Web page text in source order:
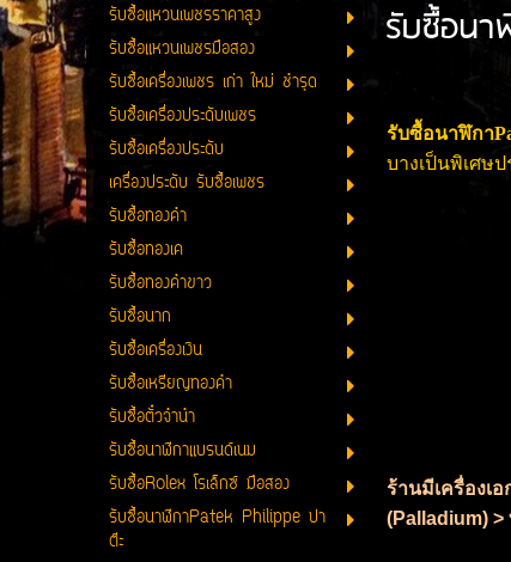
รับซื้อแหวนเพชรราคาสูง
รับซื้อแหวนเพชรมือสอง
รับซื้อเครื่องเพชร เก่า ใหม่ ชำรุด
รับซื้อเครื่องประดับเพชร
รับซื้อเครื่องประดับ
เครื่องประดับ รับซื้อเพชร
รับซื้อทองคำ
รับซื้อทองเค
รับซื้อทองคำขาว
รับซื้อนาก
รับซื้อเครื่องเงิน
รับซื้อเหรียญทองคำ
รับซื้อตั๋วจำนำ
รับซื้อนาฬิกาแบรนด์เนม
รับซื้อRolex โรเล็กซ์ มือสอง
รับซื้อนาฬิกาPatek Philippe ปา
ต๊ะ
รับซื้อนา
รับซื้อนาฬิกา
บางเป็นพิเศษ
ร้านมีเครื่องเ
(Palladium) >